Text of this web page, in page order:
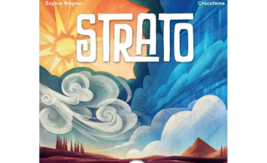
OLOHRANÍ
B2B SEKCE
DESKOHERNÍ KLUBY, DDM, KNIHOVNY A JINÉ
ZÁJMOVÉ ORGANIZACE
ZÁKLADNÍ A MATEŘSKÉ ŠKOLY, STŘEDNÍ ŠKOLY A
JINÁ VZDĚLÁVACÍ ZAŘÍZENÍ